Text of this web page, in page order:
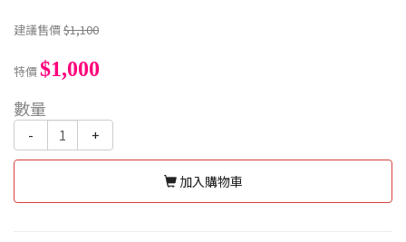
建議售價$1,100
特價$1,000
數量
- +
加入購物車